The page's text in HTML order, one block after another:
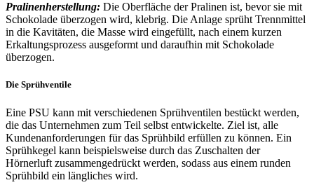
Pralinenherstellung: Die Oberfläche der Pralinen ist, bevor sie mit
Schokolade überzogen wird, klebrig. Die Anlage sprüht Trennmittel
in die Kavitäten, die Masse wird eingefüllt, nach einem kurzen
Erkaltungsprozess ausgeformt und daraufhin mit Schokolade
überzogen.
Die Sprühventile
Eine PSU kann mit verschiedenen Sprühventilen bestückt werden,
die das Unternehmen zum Teil selbst entwickelte. Ziel ist, alle
Kundenanforderungen für das Sprühbild erfüllen zu können. Ein
Sprühkegel kann beispielsweise durch das Zuschalten der
Hörnerluft zusammengedrückt werden, sodass aus einem runden
Sprühbild ein längliches wird.